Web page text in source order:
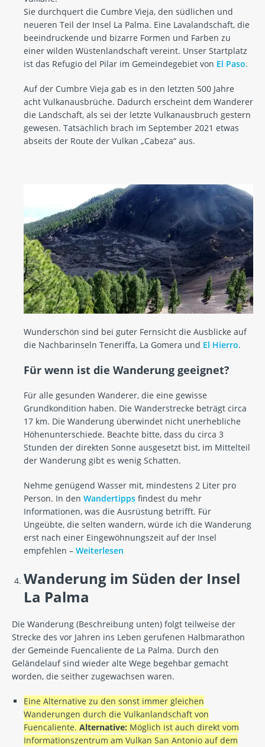
Sie durchquert die Cumbre Vieja, den südlichen und
neueren Teil der Insel La Palma. Eine Lavalandschaft, die
beeindruckende und bizarre Formen und Farben zu
einer wilden Wüstenlandschaft vereint. Unser Startplatz
ist das Refugio del Pilar im Gemeindegebiet von El Paso.
Auf der Cumbre Vieja gab es in den letzten 500 Jahre
acht Vulkanausbrüche. Dadurch erscheint dem Wanderer
die Landschaft, als sei der letzte Vulkanausbruch gestern
gewesen. Tatsächlich brach im September 2021 etwas
abseits der Route der Vulkan „Cabeza“ aus.
Wunderschön sind bei guter Fernsicht die Ausblicke auf
die Nachbarinseln Teneriffa, La Gomera und El Hierro.
Für wenn ist die Wanderung geeignet?
Für alle gesunden Wanderer, die eine gewisse
Grundkondition haben. Die Wanderstrecke beträgt circa
17 km. Die Wanderung überwindet nicht unerhebliche
Höhenunterschiede. Beachte bitte, dass du circa 3
Stunden der direkten Sonne ausgesetzt bist, im Mittelteil
der Wanderung gibt es wenig Schatten.
Nehme genügend Wasser mit, mindestens 2 Liter pro
Person. In den Wandertipps findest du mehr
Informationen, was die Ausrüstung betrifft. Für
Ungeübte, die selten wandern, würde ich die Wanderung
erst nach einer Eingewöhnungszeit auf der Insel
empfehlen – Weiterlesen
Wanderung im Süden der Insel
La Palma
Die Wanderung (Beschreibung unten) folgt teilweise der
Strecke des vor Jahren ins Leben gerufenen Halbmarathon
der Gemeinde Fuencaliente de La Palma. Durch den
Geländelauf sind wieder alte Wege begehbar gemacht
worden, die seither zugewachsen waren.
Eine Alternative zu den sonst immer gleichen
Wanderungen durch die Vulkanlandschaft von
Fuencaliente. Alternative: Möglich ist auch direkt vom
Informationszentrum am Vulkan San Antonio auf dem